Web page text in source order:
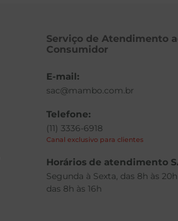
Serviço de Atendimento
Consumidor
E-mail:
sac@mambo.com.br
Telefone:
(11) 3336-6918
Canal exclusivo para clientes
Horários de atendimento
Segunda à Sexta, das 8h às
das 8h às 16h